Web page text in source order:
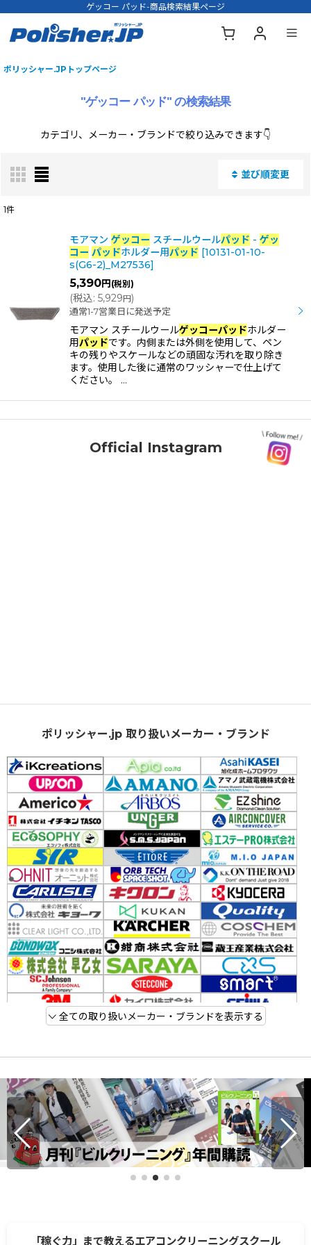
ゲッコー パッド-商品検索結果ページ
ポリッシャー.JPトップページ
"ゲッコー パッド" の検索結果
カテゴリ、メーカー・ブランドで絞り込みできます👇
並び順変更
1件
モアマン ゲッコー スチールウールパッド - ゲッ
コー パッドホルダー用パッド [10131-01-10-
s(G6-2)_M27536]
5,390円 (税別)
(税込: 5,929円)
通常1-7営業日に発送予定
モアマン スチールウールゲッコーパッドホルダー
用パッドです。内側または外側を使用して、ペン
キの残りやスケールなどの頑固な汚れを取り除き
ます。使用した後に通常のワッシャーで仕上げて
ください。 …
Official Instagram
ポリッシャー.jp 取り扱いメーカー・ブランド
全ての取り扱いメーカー・ブランドを表示する
「稼ぐ力」まで教えるエアコンクリーニングスクール